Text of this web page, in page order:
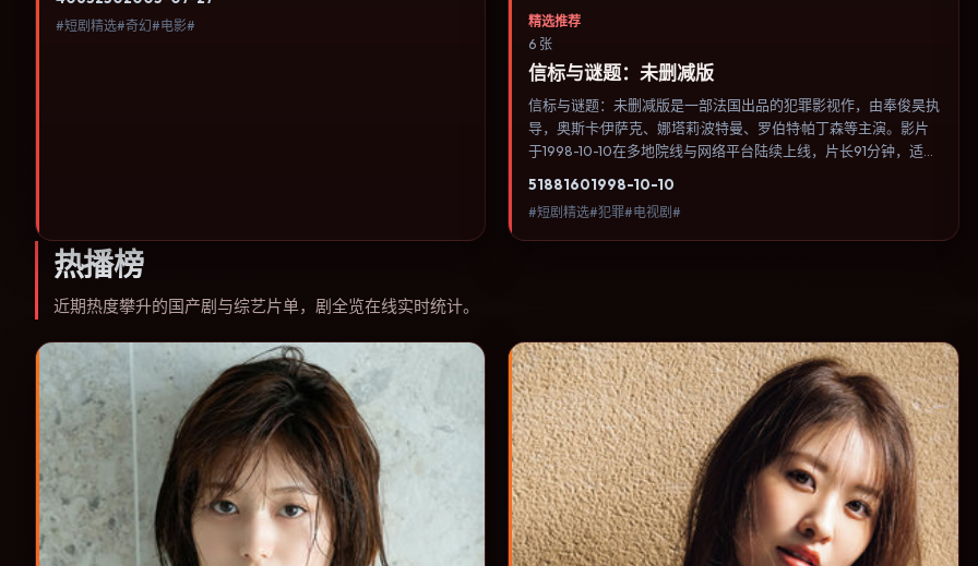
但不空洞：观众能感到答案近在眼前，却仍需自己完成最后一笔。
内容聚焦人物选择与情节推进，节奏与视听语言统一，可作为休闲
#短剧精选#奇幻#电影#
精选推荐
6 张
信标与谜题：未删减版
信标与谜题：未删减版是一部法国出品的犯罪影视作，由奉俊昊执
导，奥斯卡·伊萨克、娜塔莉·波特曼、罗伯特·帕丁森等主演。影片
于1998-10-10在多地院线与网络平台陆续上线，片长91分钟，适合
人物选择与情节推进，节奏与视听语言统一，可作为休闲观影或类
型片补片的选择。
51881601998-10-10
#短剧精选#犯罪#电视剧#
热播榜
近期热度攀升的国产剧与综艺片单，剧全览在线实时统计。